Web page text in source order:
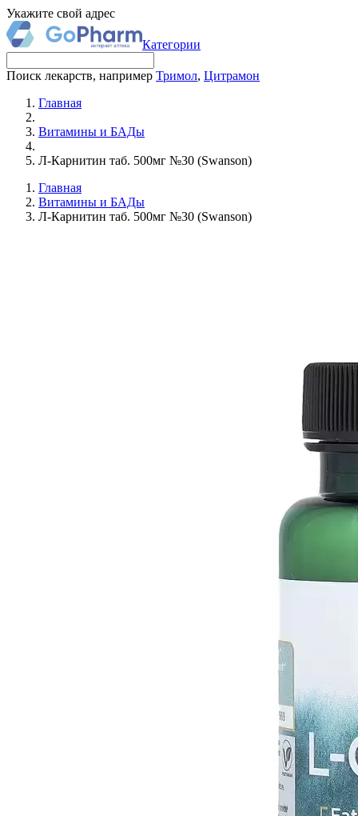
Укажите свой адрес
Категории
Поиск лекарств, например Тримол, Цитрамон
Главная
Витамины и БАДы
Л-Карнитин таб. 500мг №30 (Swanson)
Главная
Витамины и БАДы
Л-Карнитин таб. 500мг №30 (Swanson)